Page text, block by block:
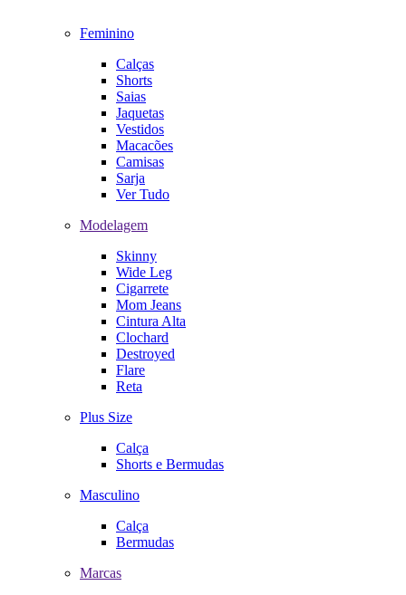
Feminino
Calças
Shorts
Saias
Jaquetas
Vestidos
Macacões
Camisas
Sarja
Ver Tudo
Modelagem
Skinny
Wide Leg
Cigarrete
Mom Jeans
Cintura Alta
Clochard
Destroyed
Flare
Reta
Plus Size
Calça
Shorts e Bermudas
Masculino
Calça
Bermudas
Marcas